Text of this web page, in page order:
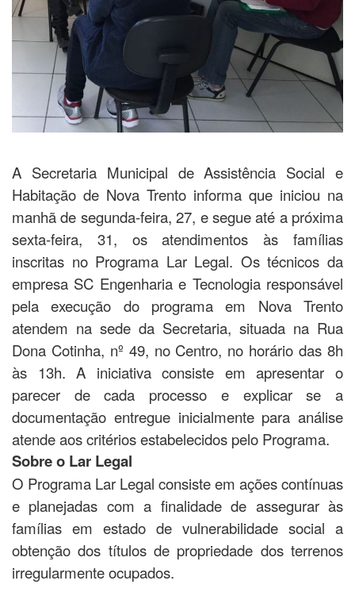
A Secretaria Municipal de Assistência Social e
Habitação de Nova Trento informa que iniciou na
manhã de segunda-feira, 27, e segue até a próxima
sexta-feira, 31, os atendimentos às famílias
inscritas no Programa Lar Legal. Os técnicos da
empresa SC Engenharia e Tecnologia responsável
pela execução do programa em Nova Trento
atendem na sede da Secretaria, situada na Rua
Dona Cotinha, nº 49, no Centro, no horário das 8h
às 13h. A iniciativa consiste em apresentar o
parecer de cada processo e explicar se a
documentação entregue inicialmente para análise
atende aos critérios estabelecidos pelo Programa.
Sobre o Lar Legal
O Programa Lar Legal consiste em ações contínuas
e planejadas com a finalidade de assegurar às
famílias em estado de vulnerabilidade social a
obtenção dos títulos de propriedade dos terrenos
irregularmente ocupados.